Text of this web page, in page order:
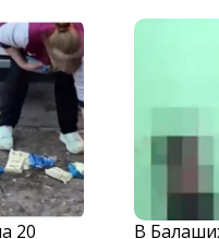
20 В